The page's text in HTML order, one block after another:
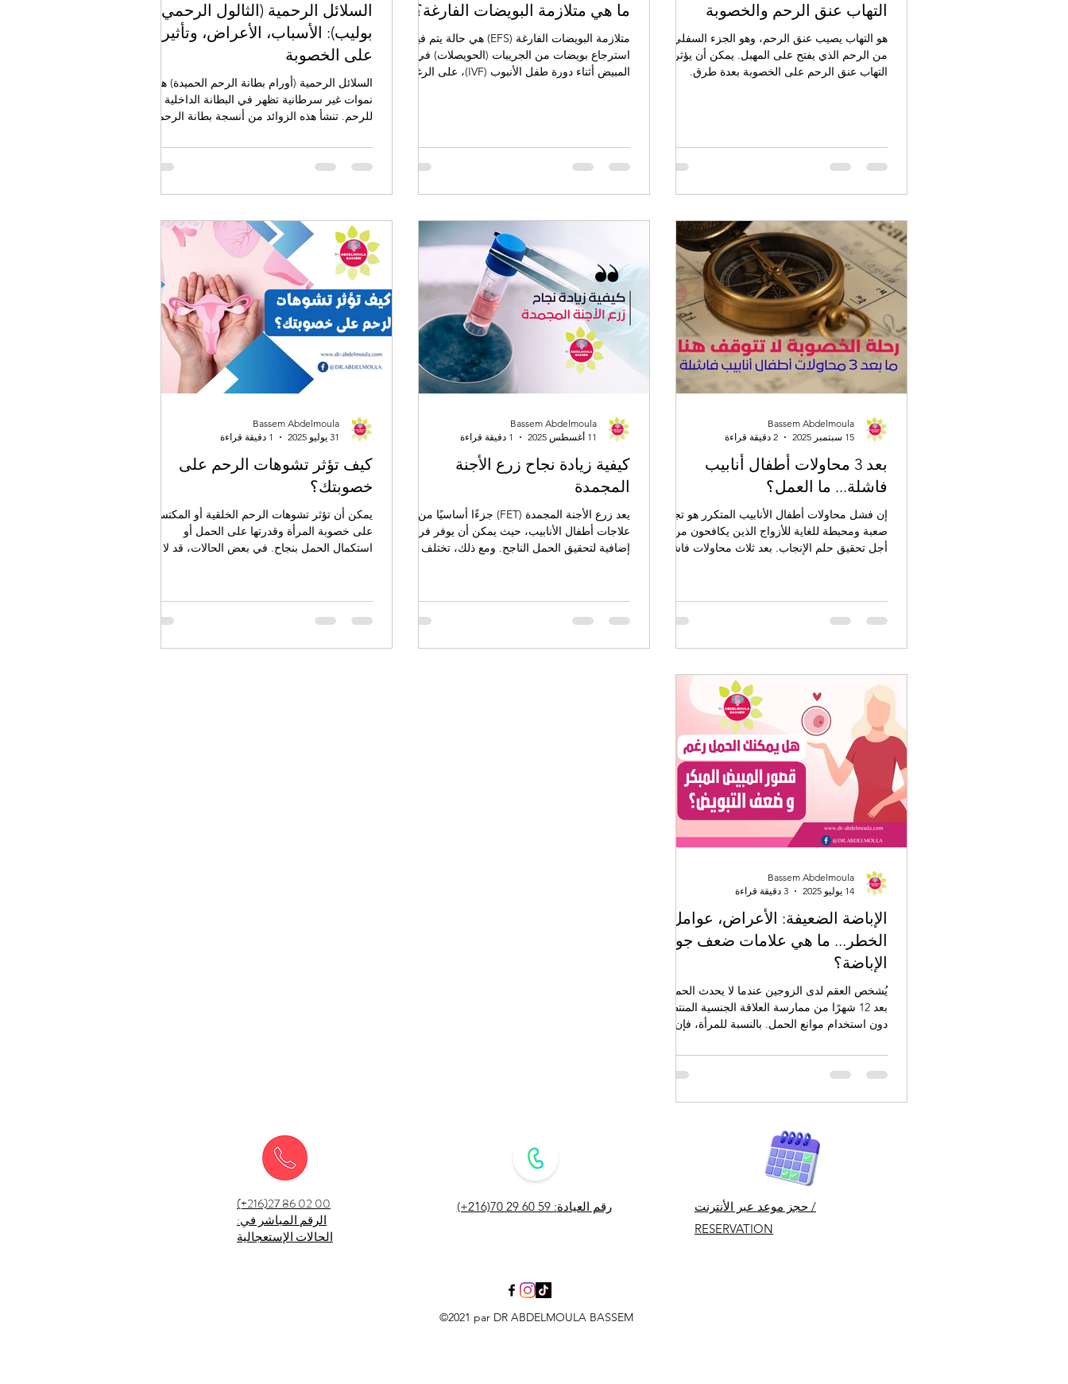
التهاب عنق الرحم والخصوبة
هو التهاب يصيب عنق الرحم، وهو الجزء السفلي
من الرحم الذي يفتح على المهبل. يمكن أن يؤثر
التهاب عنق الرحم على الخصوبة بعدة طرق.
ما هي متلازمة البويضات الفارغة؟
متلازمة البويضات الفارغة (EFS) هي حالة يتم فيها
استرجاع بويضات من الجريبات (الحويصلات) في
المبيض أثناء دورة طفل الأنبوب (IVF)، على الرغم
السلائل الرحمية (الثالول الرحمي/
بوليب): الأسباب، الأعراض، وتأثيرها
على الخصوبة
السلائل الرحمية (أورام بطانة الرحم الحميدة) هي
نموات غير سرطانية تظهر في البطانة الداخلية
للرحم. تنشأ هذه الزوائد من أنسجة بطانة الرحم
عريضة أو بساق رفيعة. تختلف أحجامها بشكل
كبير، فقد تكون صغيرة بحجم بذور السمسم أو
منفرد أو في مجموعات.
بعد 3 محاولات أطفال أنابيب
فاشلة... ما العمل؟
إن فشل محاولات أطفال الأنابيب المتكرر هو تجربة
صعبة ومحبطة للغاية للأزواج الذين يكافحون من
أجل تحقيق حلم الإنجاب. بعد ثلاث محاولات فاشلة،
Bassem Abdelmoula
15 سبتمبر 2025
2 دقيقة قراءة
كيفية زيادة نجاح زرع الأجنة
المجمدة
يعد زرع الأجنة المجمدة (FET) جزءًا أساسيًا من
علاجات أطفال الأنابيب، حيث يمكن أن يوفر فرصًا
إضافية لتحقيق الحمل الناجح. ومع ذلك، تختلف
Bassem Abdelmoula
11 أغسطس 2025
1 دقيقة قراءة
كيف تؤثر تشوهات الرحم على
خصوبتك؟
يمكن أن تؤثر تشوهات الرحم الخلقية أو المكتسبة
على خصوبة المرأة وقدرتها على الحمل أو
استكمال الحمل بنجاح. في بعض الحالات، قد لا
Bassem Abdelmoula
31 يوليو 2025
1 دقيقة قراءة
الإباضة الضعيفة: الأعراض، عوامل
الخطر... ما هي علامات ضعف جودة
الإباضة؟
يُشخص العقم لدى الزوجين عندما لا يحدث الحمل
بعد 12 شهرًا من ممارسة العلاقة الجنسية المنتظمة
دون استخدام موانع الحمل. بالنسبة للمرأة، فإن
جودة الإباضة أو البويضات. ما هي الحلول المتاحة
لتحقيق الحمل رغم ذلك؟
Bassem Abdelmoula
14 يوليو 2025
3 دقيقة قراءة
(+216)27 86 02 00
:الرقم المباشر في
الحالات الإستعجالية
(+216)70 29 60 59 :رقم العيادة
حجز موعد عبر الأنترنت /
RESERVATION
©2021 par DR ABDELMOULA BASSEM